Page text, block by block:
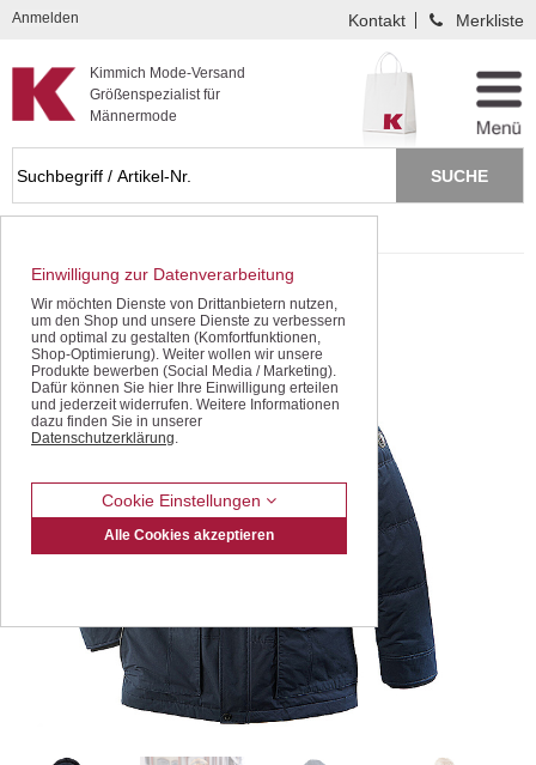
Kompletten Head der Seite überspringen
Kimmich Mode-Versand
Größenspezialist für
Männermode
Anmelden Kontakt Merkliste
Einwilligung zur Datenverarbeitung
Wir möchten Dienste von Drittanbietern nutzen,
um den Shop und unsere Dienste zu verbessern
und optimal zu gestalten (Komfortfunktionen,
Shop-Optimierung). Weiter wollen wir unsere
Produkte bewerben (Social Media / Marketing).
Dafür können Sie hier Ihre Einwilligung erteilen
und jederzeit widerrufen. Weitere Informationen
dazu finden Sie in unserer
Datenschutzerklärung.
Cookie Einstellungen
Alle Cookies akzeptieren